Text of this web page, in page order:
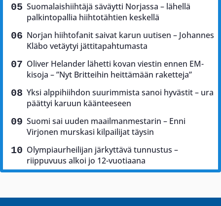
Suomalaishiihtäjä säväytti Norjassa – lähellä
palkintopallia hiihtotähtien keskellä
Norjan hiihtofanit saivat karun uutisen – Johannes
Kläbo vetäytyi jättitapahtumasta
Oliver Helander lähetti kovan viestin ennen EM-
kisoja – ”Nyt Britteihin heittämään raketteja”
Yksi alppihiihdon suurimmista sanoi hyvästit – ura
päättyi karuun käänteeseen
Suomi sai uuden maailmanmestarin – Enni
Virjonen murskasi kilpailijat täysin
Olympiaurheilijan järkyttävä tunnustus –
riippuvuus alkoi jo 12-vuotiaana